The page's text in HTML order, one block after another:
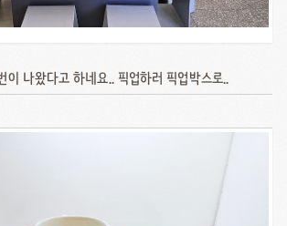
이 나왔다고 하네요.. 픽업하러 픽업박스로..